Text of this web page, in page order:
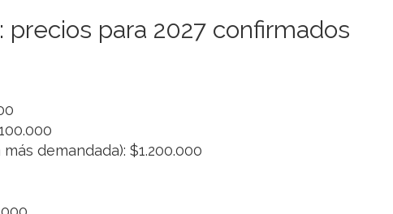
precios para 2027 confirmados
demandada): $1.200.000